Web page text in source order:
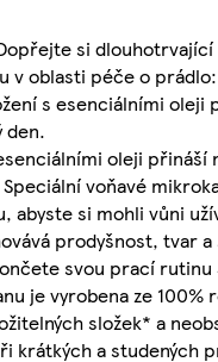
si
oblasti péče o
s esenciálními
den.
oleji
voňavé
abyste si mohli vůni
prodyšnost, tvar
svou prací rutinu
je vyrobena ze
složek* a
krátkých a studených